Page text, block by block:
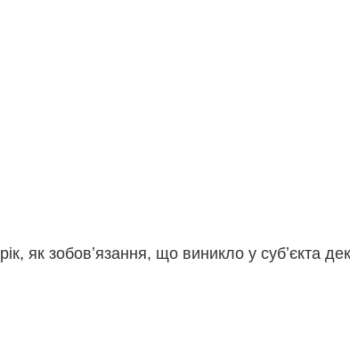
як зобовʼязання, що виникло у субʼєкта